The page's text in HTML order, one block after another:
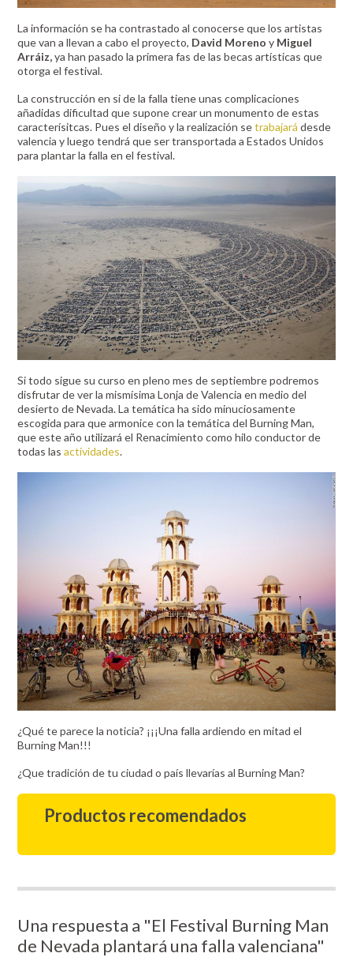
La información se ha contrastado al conocerse que los artistas
que van a llevan a cabo el proyecto, David Moreno y Miguel
Arráiz,ya han pasado la primera fas de las becas artísticas que
otorga el festival.
La construcción en si de la falla tiene unas complicaciones
añadidas dificultad que supone crear un monumento de estas
caracterísitcas. Pues el diseño y la realización setrabajará desde
valencia y luego tendrá que ser transportada a Estados Unidos
para plantar la falla en el festival.
Si todo sigue su curso en pleno mes de septiembre podremos
disfrutar de ver la mismísima Lonja de Valencia en medio del
desierto de Nevada. La temática ha sido minuciosamente
escogida para que armonice con la temática del Burning Man,
que este año utilizará el Renacimiento como hilo conductor de
todas las actividades.
¿Qué te parece la noticia? ¡¡¡Una falla ardiendo en mitad el
Burning Man!!!
¿Que tradición de tu ciudad o país llevarías al Burning Man?
Productos recomendados
Una respuesta a "El Festival Burning Man
de Nevada plantará una falla valenciana"